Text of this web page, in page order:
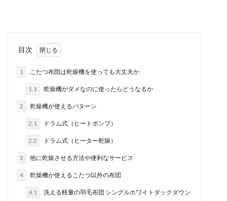
目次
1 こたつ布団は乾燥機を使っても大丈夫か
1.1 乾燥機がダメなのに使ったらどうなるか
2 乾燥機が使えるパターン
2.1 ドラム式（ヒートポンプ）
2.2 ドラム式（ヒーター乾燥）
3 他に乾燥させる方法や便利なサービス
4 乾燥機が使えるこたつ以外の布団
4.1 洗える軽量の羽毛布団 シングルホワイトダックダウン